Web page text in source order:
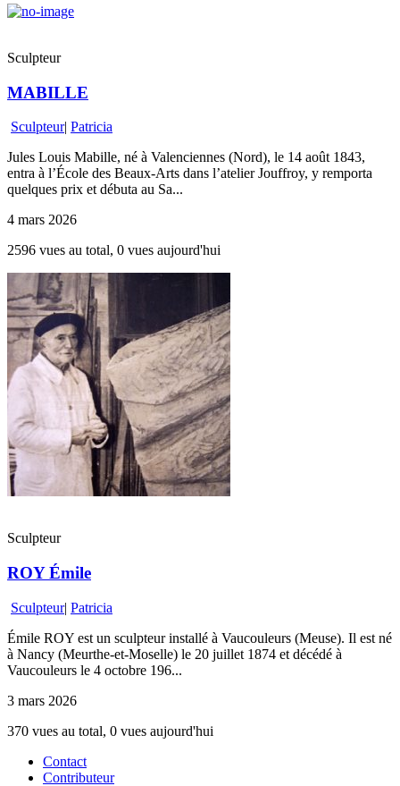
Sculpteur
MABILLE
Sculpteur| Patricia
Jules Louis Mabille, né à Valenciennes (Nord), le 14 août 1843,
entra à l’École des Beaux-Arts dans l’atelier Jouffroy, y remporta
quelques prix et débuta au Sa...
4 mars 2026
2596 vues au total, 0 vues aujourd'hui
Sculpteur
ROY Émile
Sculpteur| Patricia
Émile ROY est un sculpteur installé à Vaucouleurs (Meuse). Il est né
à Nancy (Meurthe-et-Moselle) le 20 juillet 1874 et décédé à
Vaucouleurs le 4 octobre 196...
3 mars 2026
370 vues au total, 0 vues aujourd'hui
Contact
Contributeur